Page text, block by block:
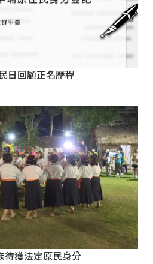
日回顧正名歷程
待獲法定原民身分